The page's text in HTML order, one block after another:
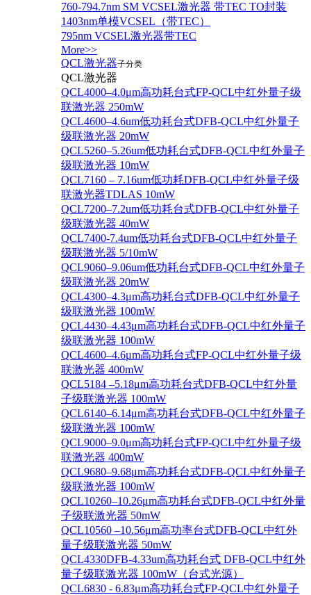
760-794.7nm SM VCSEL激光器 带TEC TO封装
1403nm单模VCSEL（带TEC）
795nm VCSEL激光器带TEC
More>>
QCL激光器子分类
QCL激光器
QCL4000–4.0μm高功耗台式FP-QCL中红外量子级
联激光器 250mW
QCL4600–4.6um低功耗台式DFB-QCL中红外量子
级联激光器 20mW
QCL5260–5.26um低功耗台式DFB-QCL中红外量子
级联激光器 10mW
QCL7160 – 7.16um低功耗DFB-QCL中红外量子级
联激光器TDLAS 10mW
QCL7200–7.2um低功耗台式DFB-QCL中红外量子
级联激光器 40mW
QCL7400-7.4um低功耗台式DFB-QCL中红外量子
级联激光器 5/10mW
QCL9060–9.06um低功耗台式DFB-QCL中红外量子
级联激光器 20mW
QCL4300–4.3μm高功耗台式DFB-QCL中红外量子
级联激光器 100mW
QCL4430–4.43μm高功耗台式DFB-QCL中红外量子
级联激光器 100mW
QCL4600–4.6μm高功耗台式FP-QCL中红外量子级
联激光器 400mW
QCL5184 –5.18μm高功耗台式DFB-QCL中红外量
子级联激光器 100mW
QCL6140–6.14μm高功耗台式DFB-QCL中红外量子
级联激光器 100mW
QCL9000–9.0μm高功耗台式FP-QCL中红外量子级
联激光器 400mW
QCL9680–9.68μm高功耗台式DFB-QCL中红外量子
级联激光器 100mW
QCL10260–10.26μm高功耗台式DFB-QCL中红外量
子级联激光器 50mW
QCL10560 –10.56μm高功率台式DFB-QCL中红外
量子级联激光器 50mW
QCL4330DFB-4.33um高功耗台式 DFB-QCL中红外
量子级联激光器 100mW（台式光源）
QCL6830 - 6.83μm高功耗台式FP-QCL中红外量子